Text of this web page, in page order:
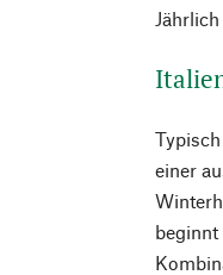
einer
beginnt